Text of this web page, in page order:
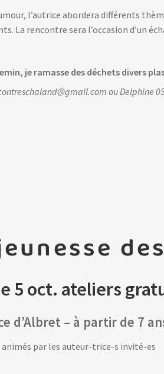
l’autrice abordera différents
La rencontre sera l’occasion d’un
je ramasse des déchets
ou Delphine
5 oct. ateliers
d’Albret – à partir de 7
par les auteur-trice-s invité-es